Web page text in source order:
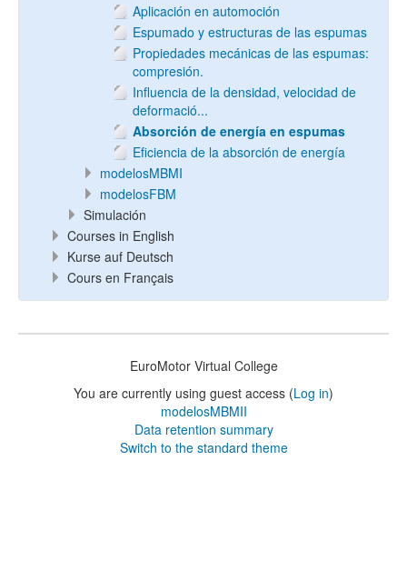
Aplicación en automoción
Espumado y estructuras de las espumas
Propiedades mecánicas de las espumas:
compresión.
Influencia de la densidad, velocidad de
deformació...
Absorción de energía en espumas
Eficiencia de la absorción de energía
modelosMBMI
modelosFBM
Simulación
Courses in English
Kurse auf Deutsch
Cours en Français
EuroMotor Virtual College
You are currently using guest access (Log in)
modelosMBMII
Data retention summary
Switch to the standard theme